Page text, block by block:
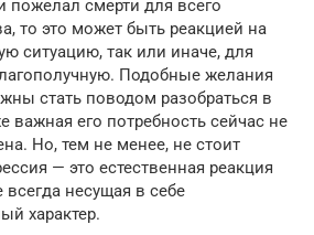
пожелал смерти для всего
то это может быть реакцией на
ситуацию, так или иначе, для
Подобные желания
стать поводом разобраться в
важная его потребность сейчас не
Но, тем не менее, не стоит
— это естественная реакция
всегда несущая в себе
характер.